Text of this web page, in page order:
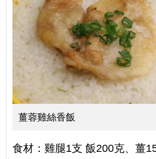
薑蓉雞絲香飯
食材：雞腿1支 飯200克、薑